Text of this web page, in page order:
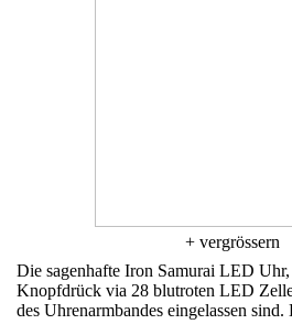
+ vergrössern
Die sagenhafte Iron Samurai LED
Knopfdrück via 28 blutroten LED
des Uhrenarmbandes eingelassen